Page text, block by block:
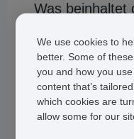
Was beinhaltet
Sie müssen sich
WeightWatchers
eigentlich. Es gibt
Rahmen der
We use cookies to
better. Some of
you and how you
content that’s
which cookies are
allow some for our